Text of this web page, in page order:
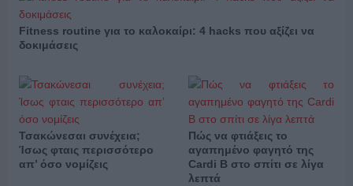
Fitness routine για το καλοκαίρι: 4 hacks που αξίζει να
δοκιμάσεις
Τσακώνεσαι συνέχεια;
Ίσως φταις περισσότερο
απ’ όσο νομίζεις
Πώς να φτιάξεις το
αγαπημένο φαγητό της
Cardi B στο σπίτι σε λίγα
λεπτά